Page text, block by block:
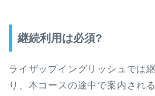
継続利用は必須?
ライザップイングリッシュでは
り、本コースの途中で案内され